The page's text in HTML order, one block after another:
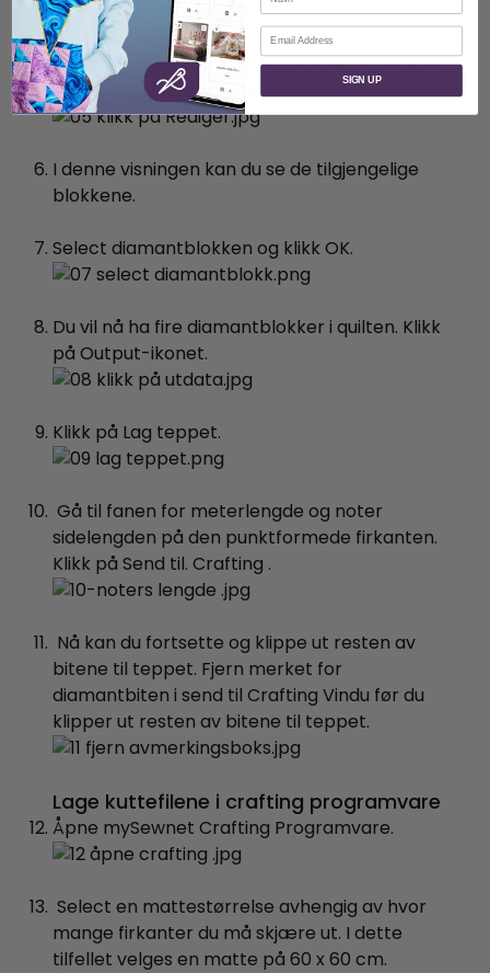
av skjermen.
Select en av blokkene ved å klikke på Rediger-
ikonet. Et nytt vindu vil vises.
I denne visningen kan du se de tilgjengelige
blokkene.
Select diamantblokken og klikk OK.
Du vil nå ha fire diamantblokker i quilten. Klikk
på Output-ikonet.
Klikk på Lag teppet.
Gå til fanen for meterlengde og noter
sidelengden på den punktformede firkanten.
Klikk på Send til. Crafting .
Nå kan du fortsette og klippe ut resten av
bitene til teppet. Fjern merket for
diamantbiten i send til Crafting Vindu før du
klipper ut resten av bitene til teppet.
Lage kuttefilene i crafting programvare
Åpne mySewnet Crafting Programvare.
Select en mattestørrelse avhengig av hvor
mange firkanter du må skjære ut. I dette
tilfellet velges en matte på 60 x 60 cm.
E-post
SIGN UP